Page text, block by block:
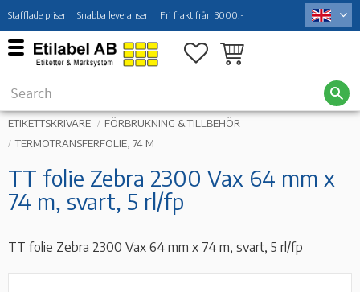
Menu
Stafflade priser Snabba leveranser Fri frakt från 3000:-
Favorites
Basket
ETIKETTSKRIVARE
FÖRBRUKNING & TILLBEHÖR
TERMOTRANSFERFOLIE, 74 M
TT folie Zebra 2300 Vax 64 mm x
74 m, svart, 5 rl/fp
TT folie Zebra 2300 Vax 64 mm x 74 m, svart, 5 rl/fp